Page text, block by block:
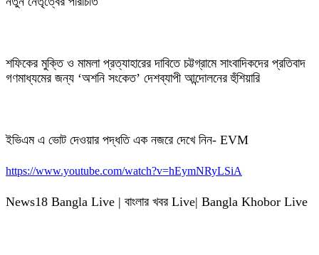
শফিকের মুক্তি ও মামলা প্রত্যাহারের দাবিতে চট্টগ্রামে সাংবাদিকদের প্রতিবাদ
গণমাধ্যমের জন্য ‘অশনি সংকেত’ দেশব্যাপী আন্দোলনের হুঁশিয়ারি
ইভিএম এ ভোট দেওয়ার পদ্ধতি এক নজরে দেখে নিন- EVM
https://www.youtube.com/watch?v=hEymNRyLSiA
News18 Bangla Live | বাংলার খবর Live| Bangla Khobor Live